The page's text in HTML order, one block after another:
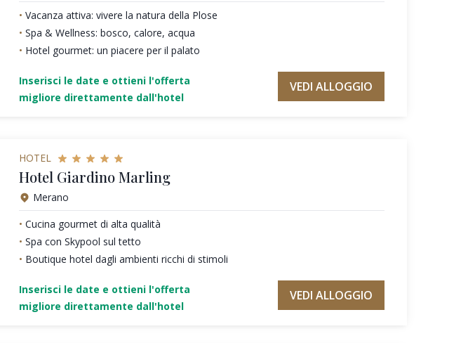
Vacanza attiva: vivere la natura della Plose
Spa & Wellness: bosco, calore, acqua
Hotel gourmet: un piacere per il palato
Inserisci le date e ottieni l'offerta
migliore direttamente dall'hotel
VEDI ALLOGGIO
HOTEL
Hotel Giardino Marling
Merano
Cucina gourmet di alta qualità
Spa con Skypool sul tetto
Boutique hotel dagli ambienti ricchi di stimoli
Inserisci le date e ottieni l'offerta
migliore direttamente dall'hotel
VEDI ALLOGGIO